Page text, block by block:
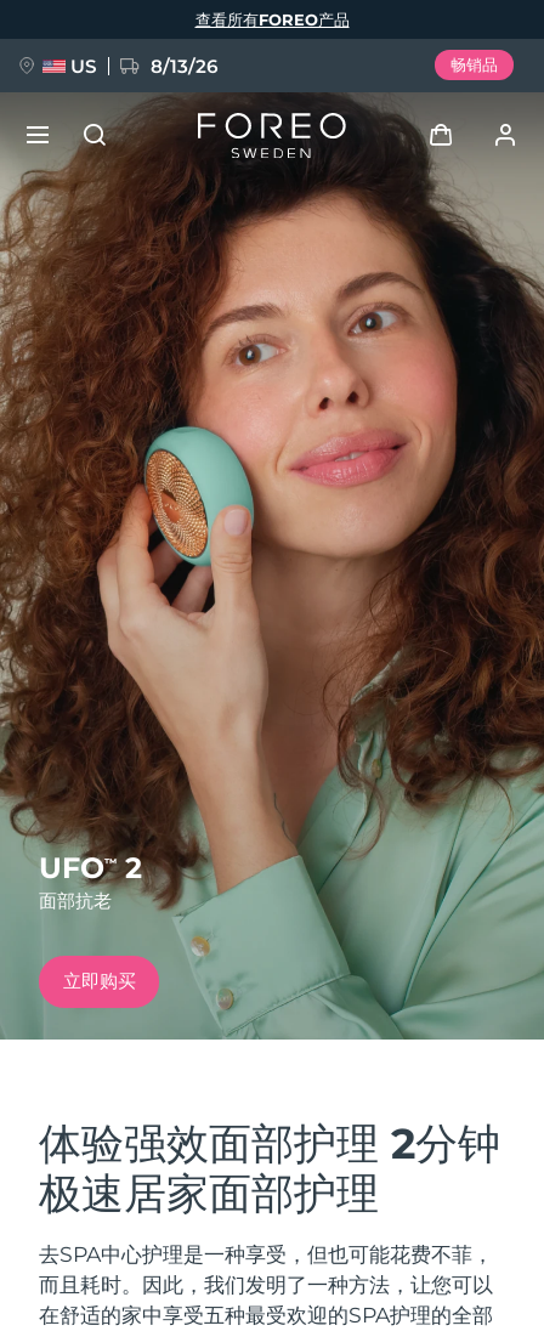
UFO™2
面部抗老
立即购买
体验强效面部护理2分钟
极速居家面部护理
去SPA中心护理是一种享受，但也可能花费不菲，
而且耗时。因此，我们发明了一种方法，让您可以
在舒适的家中享受五种最受欢迎的SPA护理的全部
查看所有FOREO产品
US 8/13/26 畅销品
登录
用户信息
我的设备
我的订单
我的地址
我的订阅
新品
FAQ™ Pure Beauty-Tech Elixir
BREAKING NEWS
issa™ Teeth Whitening Set
FAQ™ Dual LED Panel
热门产品
特别优惠 畅销产品
红光疗法
LUNA™ 4 套装
Anti-aging massage
BEAR™ 2 套装
Microcurrent toning
语言
English Deutsch
Español
Français
Italiano
Português
Polski
Svenska
Русский
Türkçe
简体中文 繁體中文
发货国家
美国 预计送达日期 8/13/26
英国 预计送达日期8/12/26
西班牙 预计送达日期8/12/26
澳大利亚 预计送达日期 8/15/26
法国 预计送达日期 8/12/26
德国 预计送达日期 8/12/26
加拿大 预计送达日期
奥地利 预计送达日期 8/12/26
巴林 预计送达日期
比利时 预计送达日期 8/12/26
百慕大 预计送达日期8/18/26